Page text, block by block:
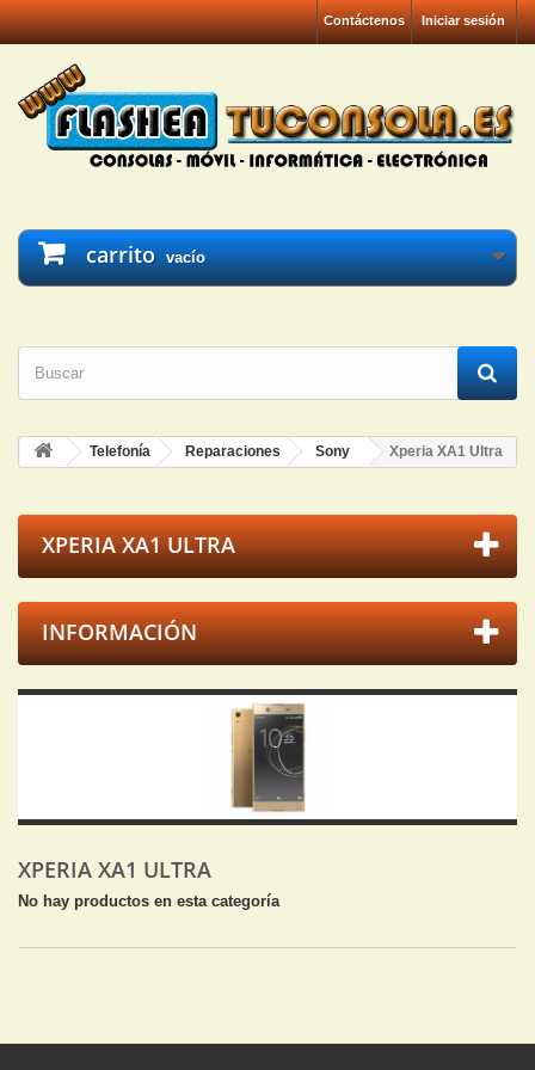
Iniciar sesión
Contáctenos
carrito vacío
Telefonía Reparaciones Sony Xperia XA1 Ultra
XPERIA XA1 ULTRA
INFORMACIÓN
XPERIA XA1 ULTRA
No hay productos en esta categoría